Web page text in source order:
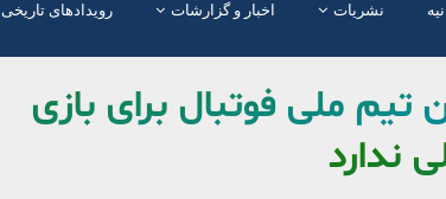
نشریات اخبار و گزارشات رویدادهای تاریخی
ملی فوتبال برای بازی
ندارد